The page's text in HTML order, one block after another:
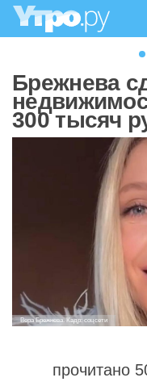
Брежнева
300 тысяч
Вера Брежнева. Кадр: соцсети
прочитано